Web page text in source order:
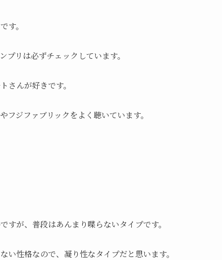
す。
リは必ずチェックしています。
さんが好きです。
ジファブリックをよく聴いています。
が、普段はあんまり喋らないタイプです。
性格なので、凝り性なタイプだと思います。